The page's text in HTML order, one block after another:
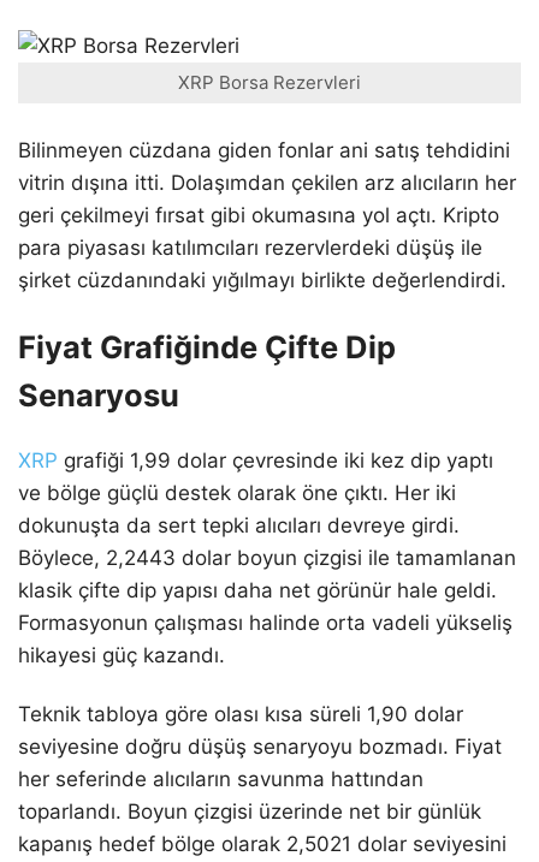
XRP Borsa Rezervleri
Bilinmeyen cüzdana giden fonlar ani satış tehdidini
vitrin dışına itti. Dolaşımdan çekilen arz alıcıların her
geri çekilmeyi fırsat gibi okumasına yol açtı. Kripto
para piyasası katılımcıları rezervlerdeki düşüş ile
şirket cüzdanındaki yığılmayı birlikte değerlendirdi.
Fiyat Grafiğinde Çifte Dip
Senaryosu
XRP grafiği 1,99 dolar çevresinde iki kez dip yaptı
ve bölge güçlü destek olarak öne çıktı. Her iki
dokunuşta da sert tepki alıcıları devreye girdi.
Böylece, 2,2443 dolar boyun çizgisi ile tamamlanan
klasik çifte dip yapısı daha net görünür hale geldi.
Formasyonun çalışması halinde orta vadeli yükseliş
hikayesi güç kazandı.
Teknik tabloya göre olası kısa süreli 1,90 dolar
seviyesine doğru düşüş senaryoyu bozmadı. Fiyat
her seferinde alıcıların savunma hattından
toparlandı. Boyun çizgisi üzerinde net bir günlük
kapanış hedef bölge olarak 2,5021 dolar seviyesini